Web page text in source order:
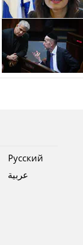
Pусский
عربية